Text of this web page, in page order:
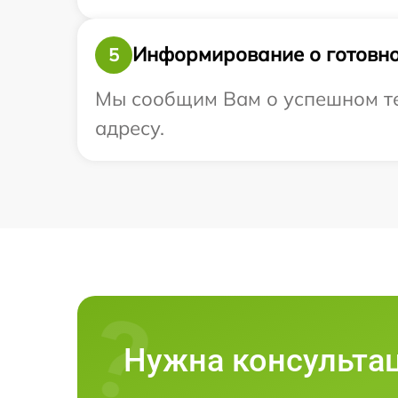
5
Информирование о
Мы сообщим Вам о успешном
адресу.
Нужна